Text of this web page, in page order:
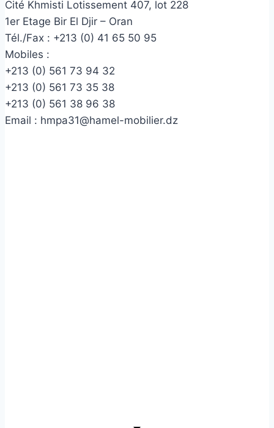
Cité Khmisti Lotissement 407, lot 228
1er Etage Bir El Djir – Oran
Tél./Fax : +213 (0) 41 65 50 95
Mobiles :
+213 (0) 561 73 94 32
+213 (0) 561 73 35 38
+213 (0) 561 38 96 38
Email : hmpa31@hamel-mobilier.dz